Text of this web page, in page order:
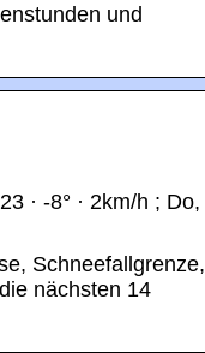
und
· -8° · 2km/h ; Do,
Schneefallgrenze,
nächsten 14